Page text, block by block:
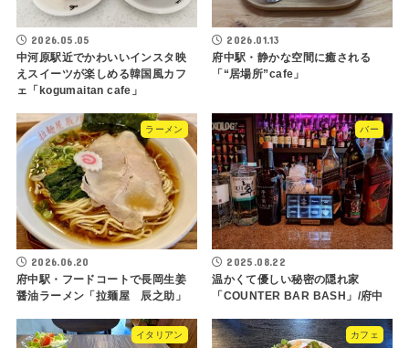
2026.05.05
中河原駅近でかわいいインスタ映
えスイーツが楽しめる韓国風カフ
ェ「kogumaitan cafe」
2026.01.13
府中駅・静かな空間に癒される
「“居場所”cafe」
ラーメン
2026.06.20
府中駅・フードコートで長岡生姜
醤油ラーメン「拉麺屋 辰之助」
バー
2025.08.22
温かくて優しい秘密の隠れ家
「COUNTER BAR BASH」/府中
イタリアン カフェ